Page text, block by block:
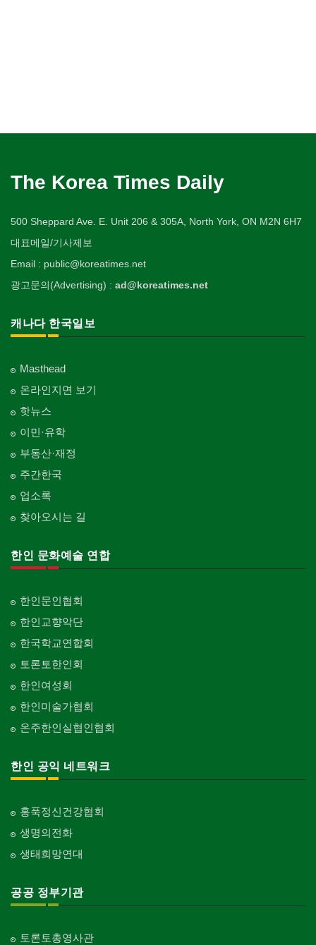
The Korea Times Daily
500 Sheppard Ave. E. Unit 206 & 305A, North York, ON M2N 6H7
대표메일/기사제보
Email : public@koreatimes.net
광고문의(Advertising) : ad@koreatimes.net
캐나다 한국일보
Masthead
온라인지면 보기
핫뉴스
이민·유학
부동산·재정
주간한국
업소록
찾아오시는 길
한인 문화예술 연합
한인문인협회
한인교향악단
한국학교연합회
토론토한인회
한인여성회
한인미술가협회
온주한인실협인협회
한인 공익 네트워크
홍푹정신건강협회
생명의전화
생태희망연대
공공 정부기관
토론토총영사관